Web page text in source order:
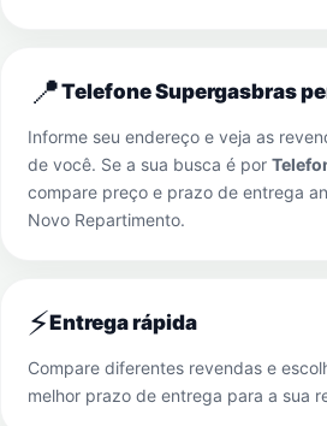
📍Telefone Supergasbras
Informe seu endereço e veja as
de você. Se a sua busca é por
compare preço e prazo de entrega
Novo Repartimento.
⚡Entrega rápida
Compare diferentes revendas e
melhor prazo de entrega para a sua